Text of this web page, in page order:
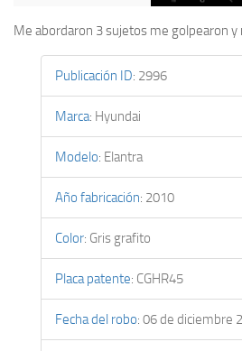
Me abordaron 3 sujetos me golpearon y
Publicación ID: 2996
Marca: Hyundai
Modelo: Elantra
Año fabricación: 2010
Color: Gris grafito
Placa patente: CGHR45
Fecha del robo: 06 de diciembre